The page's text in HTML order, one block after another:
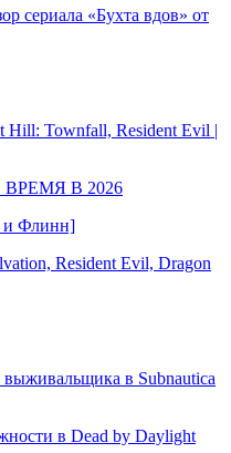
сериала «Бухта вдов» от
Hill: Townfall, Resident Evil |
В 2026
и Флинн]
Resident Evil, Dragon
в Subnautica
в Dead by Daylight